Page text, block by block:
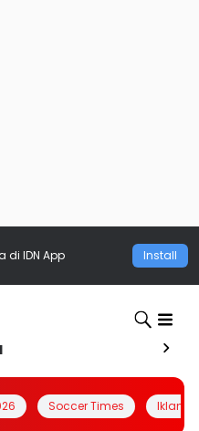
di IDN App Install
Soccer Times Iklanin